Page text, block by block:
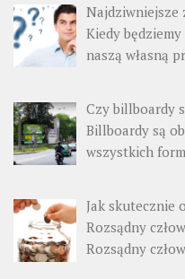
Najdziwniejsze
Kiedy
naszą własną
Czy billboardy
Billboardy są
wszystkich
Jak skutecznie
Rozsądny
Rozsądny